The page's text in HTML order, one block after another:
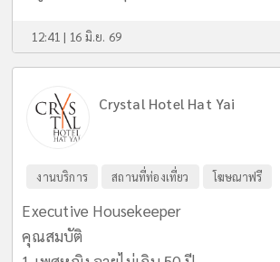
12:41 | 16 มิ.ย. 69
Crystal Hotel Hat Yai
งานบริการ สถานที่ท่องเที่ยว โฆษณาฟรี
Executive Housekeeper
คุณสมบัติ